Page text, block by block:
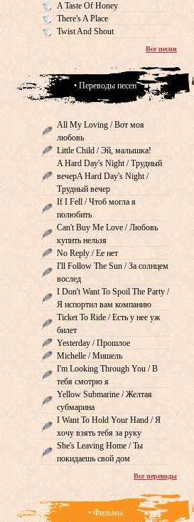
A Taste Of Honey
There's A Place
Twist And Shout
Все песни
• Переводы песен
All My Loving / Вот моя
любовь
Little Child / Эй, малышка!
A Hard Day's Night / Трудный
вечерA Hard Day's Night /
Трудный вечер
If I Fell / Чтоб могла я
полюбить
Can't Buy Me Love / Любовь
купить нельзя
No Reply / Ее нет
I'll Follow The Sun / За солнцем
вослед
I Don't Want To Spoil The Party /
Я испортил вам компанию
Ticket To Ride / Есть у нее уж
билет
Yesterday / Прошлое
Michelle / Мишель
I'm Looking Through You / В
тебя смотрю я
Yellow Submarine / Желтая
субмарина
I Want To Hold Your Hand / Я
хочу взять тебя за руку
She's Leaving Home / Ты
покидаешь свой дом
Все переводы
• Фильмы